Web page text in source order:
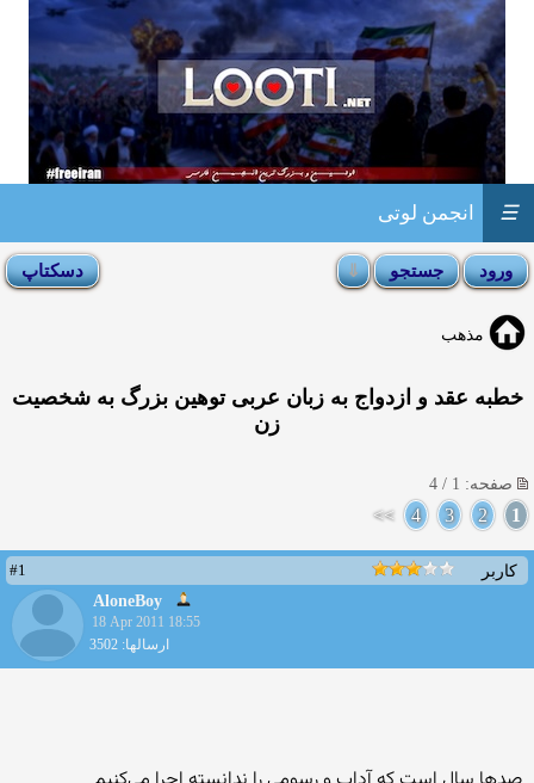
انجمن لوتی ☰
مذهب
خطبه عقد و ازدواج به زبان عربی توهين بزرگ به شخصيت
زن
صفحه: 1 / 4
1
2
3
4
>>
کاربر
#1
AloneBoy
18 Apr 2011 18:55
ارسالها: 3502